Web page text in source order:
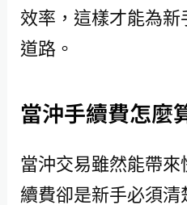
效率，這樣才能為
道路。
當沖手續費怎麼
當沖交易雖然能帶
續費卻是新手必須清